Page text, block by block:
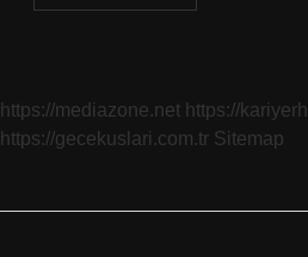
Mavi
https://mediazone.net https://
https://gecekuslari.com.tr Sitemap